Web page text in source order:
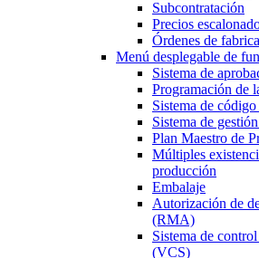
Subcontratación
Precios
Órdenes de
Menú desplegable de
Sistema de
Programación de
Sistema de
Sistema de
Plan Maestro de
Múltiples
producción
Embalaje
Autorización de
(RMA)
Sistema de
(VCS)